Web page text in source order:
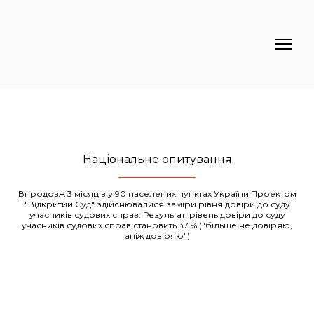
Національне опитування
Впродовж 3 місяців у 90 населених пунктах України Проектом
"Відкритий Суд" здійснювалися заміри рівня довіри до суду
учасників судових справ. Результат: рівень довіри до суду
учасників судових справ становить 37 % ("більше не довіряю,
аніж довіряю")